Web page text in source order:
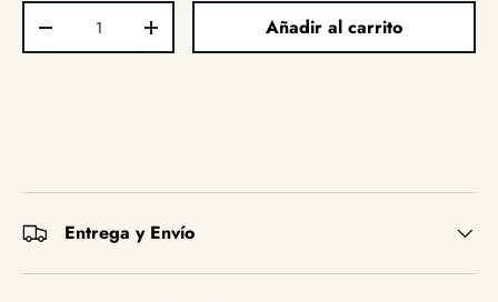
Disminuir cantidadAumentar la cantidadAñadir al carrito
Entrega y Envío